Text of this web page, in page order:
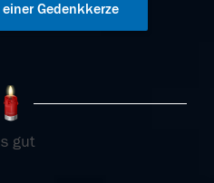
Gedenkkerze
gut